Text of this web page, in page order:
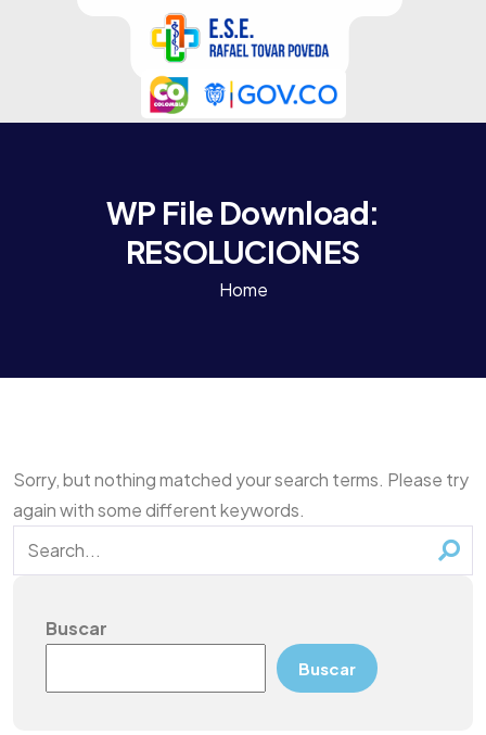
WP File Download:
RESOLUCIONES
Home
Sorry, but nothing matched your search terms. Please try
again with some different keywords.
Buscar
Buscar